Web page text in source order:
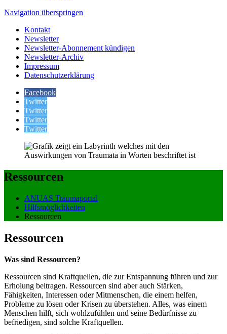
Navigation überspringen
Kontakt
Newsletter
Newsletter-Abonnement kündigen
Newsletter-Archiv
Impressum
Datenschutzerklärung
Facebook
Twitter
Twitter
Twitter
Twitter
Ressourcen
ANUAS Traumaportal
Hilfsmöglichkeiten
Ressourcen
Ressourcen
Was sind Ressourcen?
Ressourcen sind Kraftquellen, die zur Entspannung führen und zur
Erholung beitragen. Ressourcen sind aber auch Stärken,
Fähigkeiten, Interessen oder Mitmenschen, die einem helfen,
Probleme zu lösen oder Krisen zu überstehen. Alles, was einem
Menschen hilft, sich wohlzufühlen und seine Bedürfnisse zu
befriedigen, sind solche Kraftquellen.